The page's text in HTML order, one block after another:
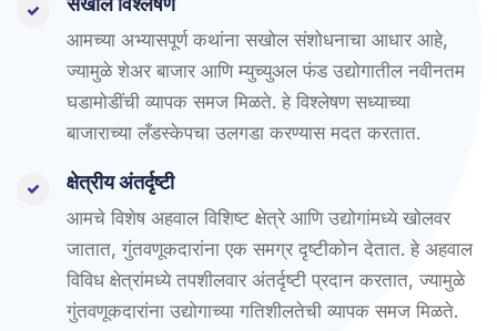
आमच्या अभ्यासपूर्ण कथांना सखोल संशोधनाचा आधार आहे,
ज्यामुळे शेअर बाजार आणि म्युच्युअल फंड उद्योगातील नवीनतम
घडामोडींची व्यापक समज मिळते. हे विश्लेषण सध्याच्या
बाजाराच्या लँडस्केपचा उलगडा करण्यास मदत करतात.
क्षेत्रीय अंतर्दृष्टी
आमचे विशेष अहवाल विशिष्ट क्षेत्रे आणि उद्योगांमध्ये खोलवर
जातात, गुंतवणूकदारांना एक समग्र दृष्टीकोन देतात. हे अहवाल
विविध क्षेत्रांमध्ये तपशीलवार अंतर्दृष्टी प्रदान करतात, ज्यामुळे
गुंतवणूकदारांना उद्योगाच्या गतिशीलतेची व्यापक समज मिळते.